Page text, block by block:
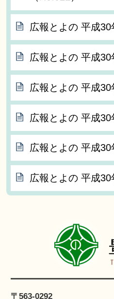
広報とよの 平成30
広報とよの 平成30
広報とよの 平成30
広報とよの 平成30
広報とよの 平成30
広報とよの 平成30
〒563-0292